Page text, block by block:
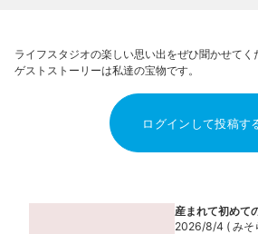
ライフスタジオの楽しい思い出をぜひ聞かせてく
ゲストストーリーは私達の宝物です。
ログインして投稿す
産まれて初めて
2026/8/4 ( みそ